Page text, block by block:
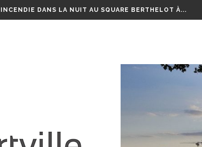
ALFORTVILLE, UN HOMME MEURT POIGNARDÉ À MICOLON
DIMANCHE 1ER MAI 2022 : BOURSE AUX VÉLOS...